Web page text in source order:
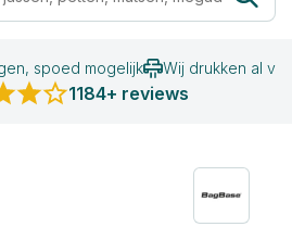
spoed mogelijk Wij drukken al
1184+ reviews